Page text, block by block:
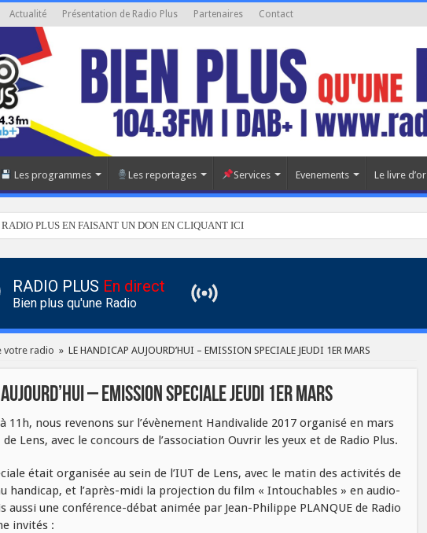
Actualité Présentation de Radio Plus Partenaires Contact
Les programmes Les reportages Services Evenements Le livre d’or
PLUS EN FAISANT UN DON EN CLIQUANT ICI
RADIO PLUS En direct
Bien plus qu'une Radio
votre radio » LE HANDICAP AUJOURD’HUI – EMISSION SPECIALE JEUDI 1ER MARS
– EMISSION SPECIALE JEUDI 1ER MARS
à 11h, nous revenons sur l’évènement Handivalide 2017 organisé en mars
Lens, avec le concours de l’association Ouvrir les yeux et de Radio Plus.
était organisée au sein de l’IUT de Lens, avec le matin des activités de
handicap, et l’après-midi la projection du film « Intouchables » en audio-
aussi une conférence-débat animée par Jean-Philippe PLANQUE de Radio
invités :